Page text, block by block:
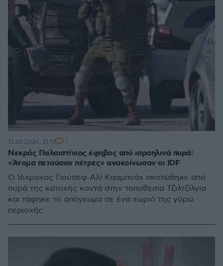
Νεκρός Παλαιστίνιος έφηβος από ισραηλινά πυρά:
«Άτομα πετούσαν πέτρες» ανακοίνωσαν οι IDF
Ο 16χρονος Γιούσεφ Αλί Κααμπνάχ σκοτώθηκε από
πυρά της κατοχής κοντά στην τοποθεσία Τζιλτζίλγια
και τάφηκε το απόγευμα σε ένα χωριό της γύρω
περιοχής
13.05.2026, 21:17 1